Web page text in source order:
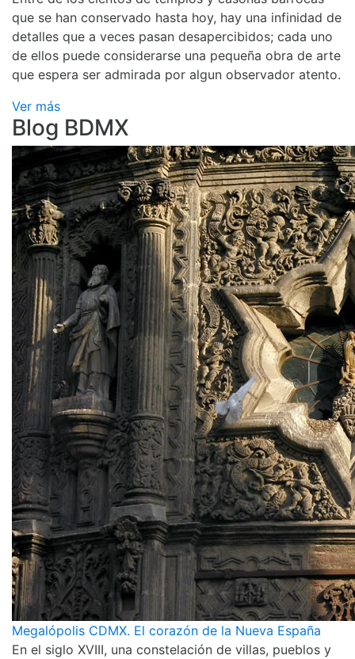
que se han conservado hasta hoy, hay una infinidad de
detalles que a veces pasan desapercibidos; cada uno
de ellos puede considerarse una pequeña obra de arte
que espera ser admirada por algun observador atento.
Ver más
Blog BDMX
Megalópolis CDMX. El corazón de la Nueva España
En el siglo XVIII, una constelación de villas, pueblos y